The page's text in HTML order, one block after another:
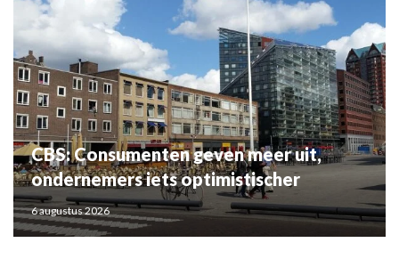
CBS: Consumenten geven meer uit,
ondernemers iets optimistischer
6 augustus 2026